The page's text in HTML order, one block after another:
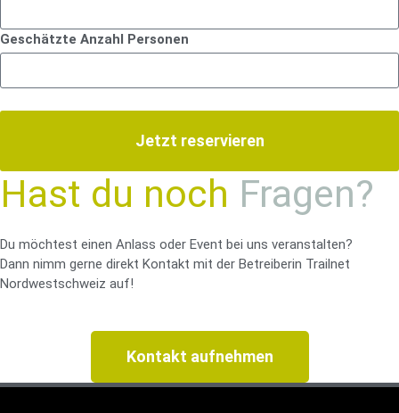
Geschätzte Anzahl Personen
Jetzt reservieren
Hast du noch Fragen?
Du möchtest einen Anlass oder Event bei uns veranstalten?
Dann nimm gerne direkt Kontakt mit der Betreiberin Trailnet
Nordwestschweiz auf!
Kontakt aufnehmen